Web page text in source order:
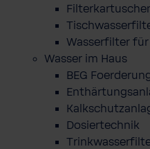
Wasserfilter
Wasser im Haus
BEG
Dosiertechnik